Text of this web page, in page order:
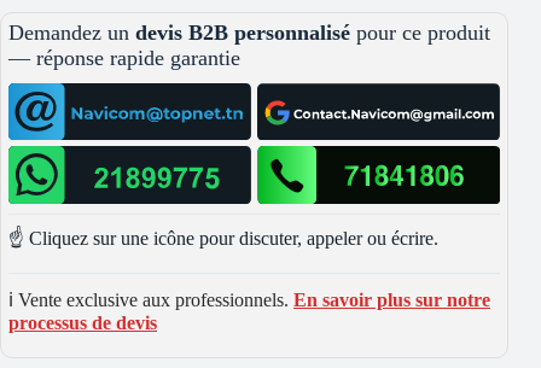
Demandez un devis B2B personnalisé pour ce produit
— réponse rapide garantie
☝️ Cliquez sur une icône pour discuter, appeler ou écrire.
ℹ️ Vente exclusive aux professionnels. En savoir plus sur notre
processus de devis